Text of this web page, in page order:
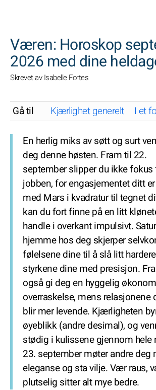
Væren: Horoskop
2026 med dine
Skrevet av Isabelle Fortes
Gå til Kjærlighet generelt I et
En herlig miks av søtt og surt
deg denne høsten. Fram til 22.
september slipper du ikke fokus
jobben, for engasjementet ditt
med Mars i kvadratur til tegnet
kan du fort finne på en litt
handle i overkant impulsivt.
hjemme hos deg skjerper
følelsene dine til å slå litt
styrkene dine med presisjon.
også gi deg en hyggelig
overraskelse, mens relasjonene
blir mer levende. Kjærligheten
øyeblikk (andre desimal), og
stødig i kulissene gjennom hele
23. september møter andre deg
eleganse og sta vilje. Vær raus,
plutselig sitter alt mye bedre.